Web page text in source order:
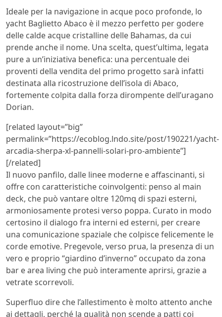
Ideale per la navigazione in acque poco profonde, lo
yacht Baglietto Abaco è il mezzo perfetto per godere
delle calde acque cristalline delle Bahamas, da cui
prende anche il nome. Una scelta, quest’ultima, legata
pure a un’iniziativa benefica: una percentuale dei
proventi della vendita del primo progetto sarà infatti
destinata alla ricostruzione dell’isola di Abaco,
fortemente colpita dalla forza dirompente dell’uragano
Dorian.
[related layout=”big”
permalink=”https://ecoblog.lndo.site/post/190221/yacht-
arcadia-sherpa-xl-pannelli-solari-pro-ambiente”]
[/related]
Il nuovo panfilo, dalle linee moderne e affascinanti, si
offre con caratteristiche coinvolgenti: penso al main
deck, che può vantare oltre 120mq di spazi esterni,
armoniosamente protesi verso poppa. Curato in modo
certosino il dialogo fra interni ed esterni, per creare
una comunicazione spaziale che colpisce felicemente le
corde emotive. Pregevole, verso prua, la presenza di un
vero e proprio “giardino d’inverno” occupato da zona
bar e area living che può interamente aprirsi, grazie a
vetrate scorrevoli.
Superfluo dire che l’allestimento è molto attento anche
ai dettagli, perché la qualità non scende a patti coi